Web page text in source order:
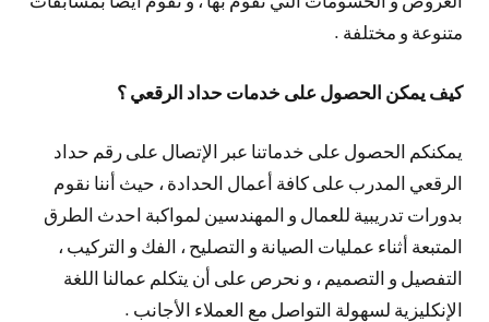
متنوعة و مختلفة .
كيف يمكن الحصول على خدمات حداد الرقعي ؟
يمكنكم الحصول على خدماتنا عبر الإتصال على رقم حداد
الرقعي المدرب على كافة أعمال الحدادة ، حيث أننا نقوم
بدورات تدريبية للعمال و المهندسين لمواكبة احدث الطرق
المتبعة أثناء عمليات الصيانة و التصليح ، الفك و التركيب ،
التفصيل و التصميم ، و نحرص على أن يتكلم عمالنا اللغة
الإنكليزية لسهولة التواصل مع العملاء الأجانب .